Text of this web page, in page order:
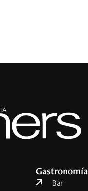
Gastronomía
Bar